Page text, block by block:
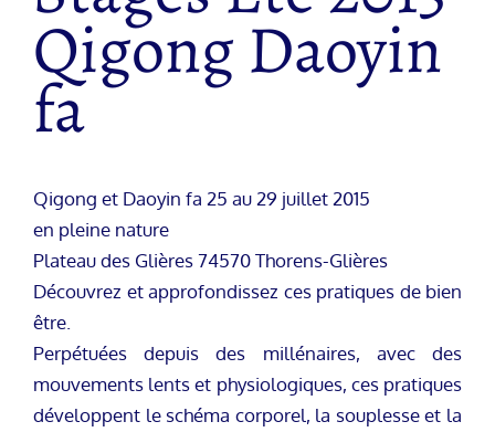
Qigong Daoyin
fa
Qigong et Daoyin fa 25 au 29 juillet 2015
en pleine nature
Plateau des Glières 74570 Thorens-Glières
Découvrez et approfondissez ces pratiques de bien
être.
Perpétuées depuis des millénaires, avec des
mouvements lents et physiologiques, ces pratiques
développent le schéma corporel, la souplesse et la